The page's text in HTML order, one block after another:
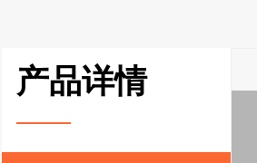
产品详情
———